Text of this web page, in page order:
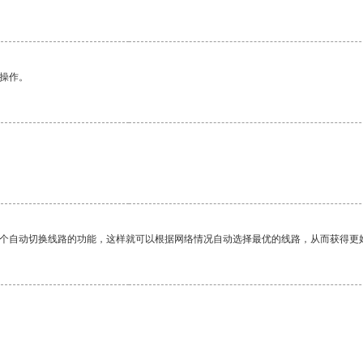
作。
动切换线路的功能，这样就可以根据网络情况自动选择最优的线路，从而获得更